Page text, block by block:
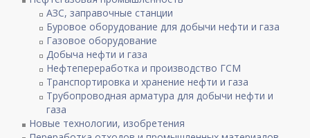
АЗС, заправочные станции
Буровое оборудование для добычи нефти и газа
Газовое оборудование
Добыча нефти и газа
Нефтепереработка и производство ГСМ
Транспортировка и хранение нефти и газа
Трубопроводная арматура для добычи нефти и
газа
Новые технологии, изобретения